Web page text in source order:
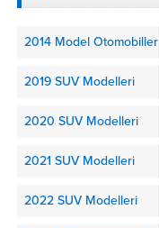
2014 Model Otomobiller
2019 SUV Modelleri
2020 SUV Modelleri
2021 SUV Modelleri
2022 SUV Modelleri